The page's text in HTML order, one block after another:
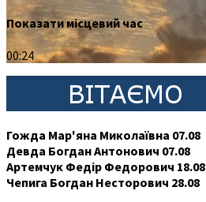
Показати місцевий час
00:24
Гожда Мар'яна Миколаївна 07.08
Девда Богдан Антонович 07.08
Артемчук Федір Федорович 18.08
Чепига Богдан Несторович 28.08